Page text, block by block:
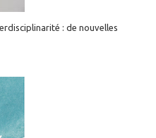
: de nouvelles